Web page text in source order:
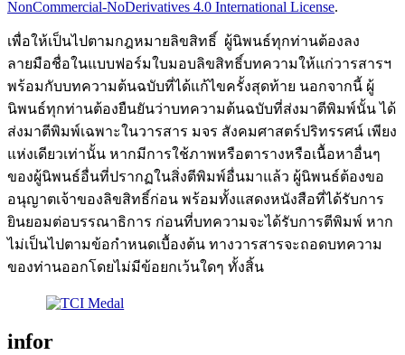
NonCommercial-NoDerivatives 4.0 International License.
เพื่อให้เป็นไปตามกฎหมายลิขสิทธิ์ ผู้นิพนธ์ทุกท่านต้องลง
ลายมือชื่อในแบบฟอร์มใบมอบลิขสิทธิ์บทความให้แก่วารสารฯ
พร้อมกับบทความต้นฉบับที่ได้แก้ไขครั้งสุดท้าย นอกจากนี้ ผู้
นิพนธ์ทุกท่านต้องยืนยันว่าบทความต้นฉบับที่ส่งมาตีพิมพ์นั้น ได้
ส่งมาตีพิมพ์เฉพาะในวารสาร มจร สังคมศาสตร์ปริทรรศน์ เพียง
แห่งเดียวเท่านั้น หากมีการใช้ภาพหรือตารางหรือเนื้อหาอื่นๆ
ของผู้นิพนธ์อื่นที่ปรากฏในสิ่งตีพิมพ์อื่นมาแล้ว ผู้นิพนธ์ต้องขอ
อนุญาตเจ้าของลิขสิทธิ์ก่อน พร้อมทั้งแสดงหนังสือที่ได้รับการ
ยินยอมต่อบรรณาธิการ ก่อนที่บทความจะได้รับการตีพิมพ์ หาก
ไม่เป็นไปตามข้อกำหนดเบื้องต้น ทางวารสารจะถอดบทความ
ของท่านออกโดยไม่มีข้อยกเว้นใดๆ ทั้งสิ้น
infor